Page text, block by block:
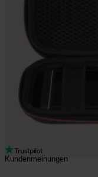
Etui für
Kundenmeinungen